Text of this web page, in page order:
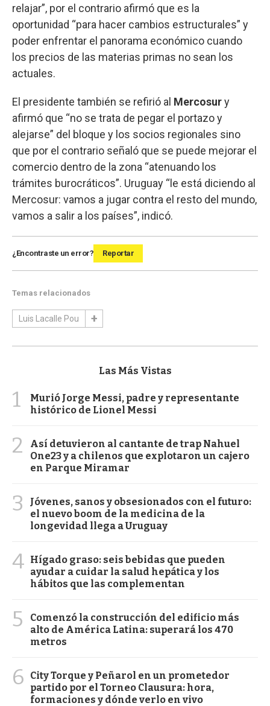
relajar”, por el contrario afirmó que es la
oportunidad “para hacer cambios estructurales” y
poder enfrentar el panorama económico cuando
los precios de las materias primas no sean los
actuales.
El presidente también se refirió al Mercosury
afirmó que “no se trata de pegar el portazo y
alejarse” del bloque y los socios regionales sino
que por el contrario señaló que se puede mejorar el
comercio dentro de la zona “atenuando los
trámites burocráticos”. Uruguay “le está diciendo al
Mercosur: vamos a jugar contra el resto del mundo,
vamos a salir a los países”, indicó.
¿Encontraste un error? Reportar
Temas relacionados
Luis Lacalle Pou
Las Más Vistas
1
Murió Jorge Messi, padre y representante
histórico de Lionel Messi
2
Así detuvieron al cantante de trap Nahuel
One23 y a chilenos que explotaron un cajero
en Parque Miramar
3
Jóvenes, sanos y obsesionados con el futuro:
el nuevo boom de la medicina de la
longevidad llega a Uruguay
4 Hígado graso: seis bebidas que pueden
ayudar a cuidar la salud hepática y los
hábitos que las complementan
5
Comenzó la construcción del edificio más
alto de América Latina: superará los 470
metros
6
City Torque y Peñarol en un prometedor
partido por el Torneo Clausura: hora,
formaciones y dónde verlo en vivo